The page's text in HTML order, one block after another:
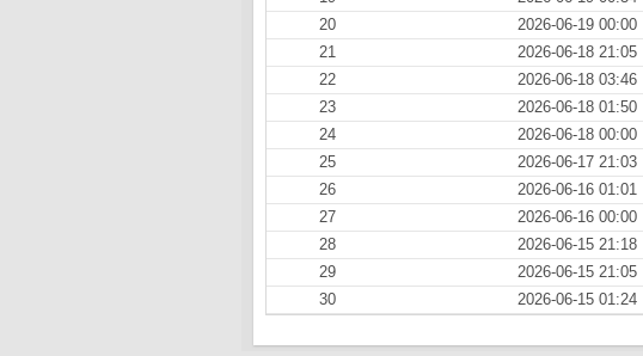
20
2026-06-19 00:00
21
2026-06-18 21:05
22
2026-06-18 03:46
23
2026-06-18 01:50
24
2026-06-18 00:00
25
2026-06-17 21:03
26
2026-06-16 01:01
27
2026-06-16 00:00
28
2026-06-15 21:18
29
2026-06-15 21:05
30
2026-06-15 01:24